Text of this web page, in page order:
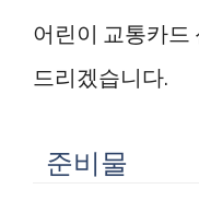
어린이 교통카드
드리겠습니다.
준비물